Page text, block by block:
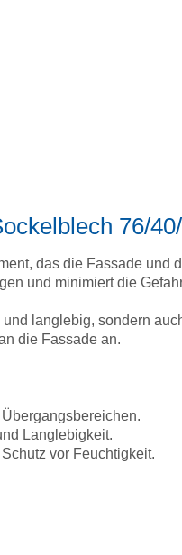
76/
das die Fassade
und minimiert die
langlebig, sondern
die Fassade an.
Langlebigkeit.
vor Feuchtigkeit.